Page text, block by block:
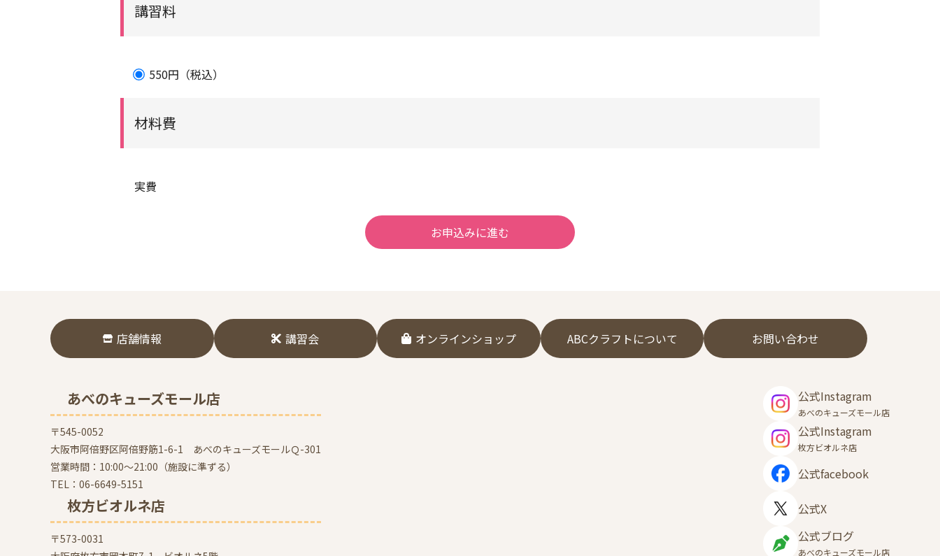
講習料
550円（税込）
材料費
実費
店舗情報 講習会 オンラインショップ ABCクラフトについて お問い合わせ
あべのキューズモール店
〒545-0052
大阪市阿倍野区阿倍野筋1-6-1 あべのキューズモールＱ-301
営業時間：10:00～21:00（施設に準ずる）
TEL： 06-6649-5151
枚方ビオルネ店
〒573-0031
公式Instagram
あべのキューズモール店
公式Instagram
枚方ビオルネ店
公式facebook
公式X
公式ブログ
あべのキューズモール店